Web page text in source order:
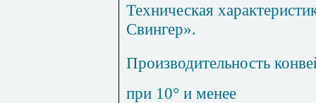
Техническая
Свингер».
Производительность
при 10° и менее